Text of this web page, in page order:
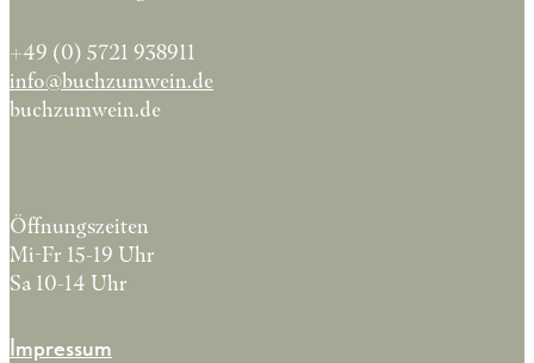
+49 (0) 5721 938911
info@buchzumwein.de
buchzumwein.de
Öffnungszeiten
Mi-Fr 15-19 Uhr
Sa 10-14 Uhr
Impressum